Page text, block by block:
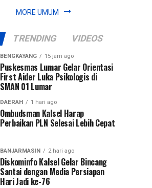
MORE UMUM
TRENDING VIDEOS
BENGKAYANG 15 jam ago
Puskesmas Lumar Gelar Orientasi
First Aider Luka Psikologis di
SMAN 01 Lumar
DAERAH 1 hari ago
Ombudsman Kalsel Harap
Perbaikan PLN Selesai Lebih Cepat
BANJARMASIN 2 hari ago
Diskominfo Kalsel Gelar Bincang
Santai dengan Media Persiapan
Hari Jadi ke-76